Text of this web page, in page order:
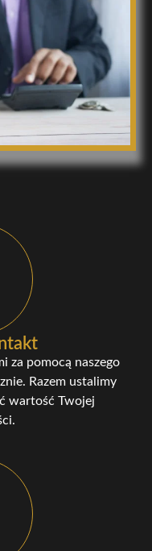
za pomocą naszego
Razem ustalimy
wartość Twojej